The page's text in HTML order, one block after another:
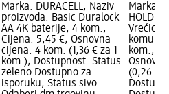
Marka: DURACELL; Naziv
proizvoda: Basic Duralock
AA 4K baterije, 4 kom.;
Cijena: 5,45 €; Osnovna
cijena: 4 kom. (1,36 € za 1
kom.); Dostupnost: Status
zeleno Dostupno za
isporuku, Status sivo
Marka:
Vrećice
kom.;
(0,26 €